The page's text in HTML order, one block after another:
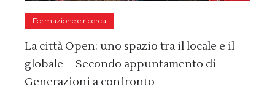
Formazione e ricerca
La città Open: uno spazio tra il locale e il
globale – Secondo appuntamento di
Generazioni a confronto